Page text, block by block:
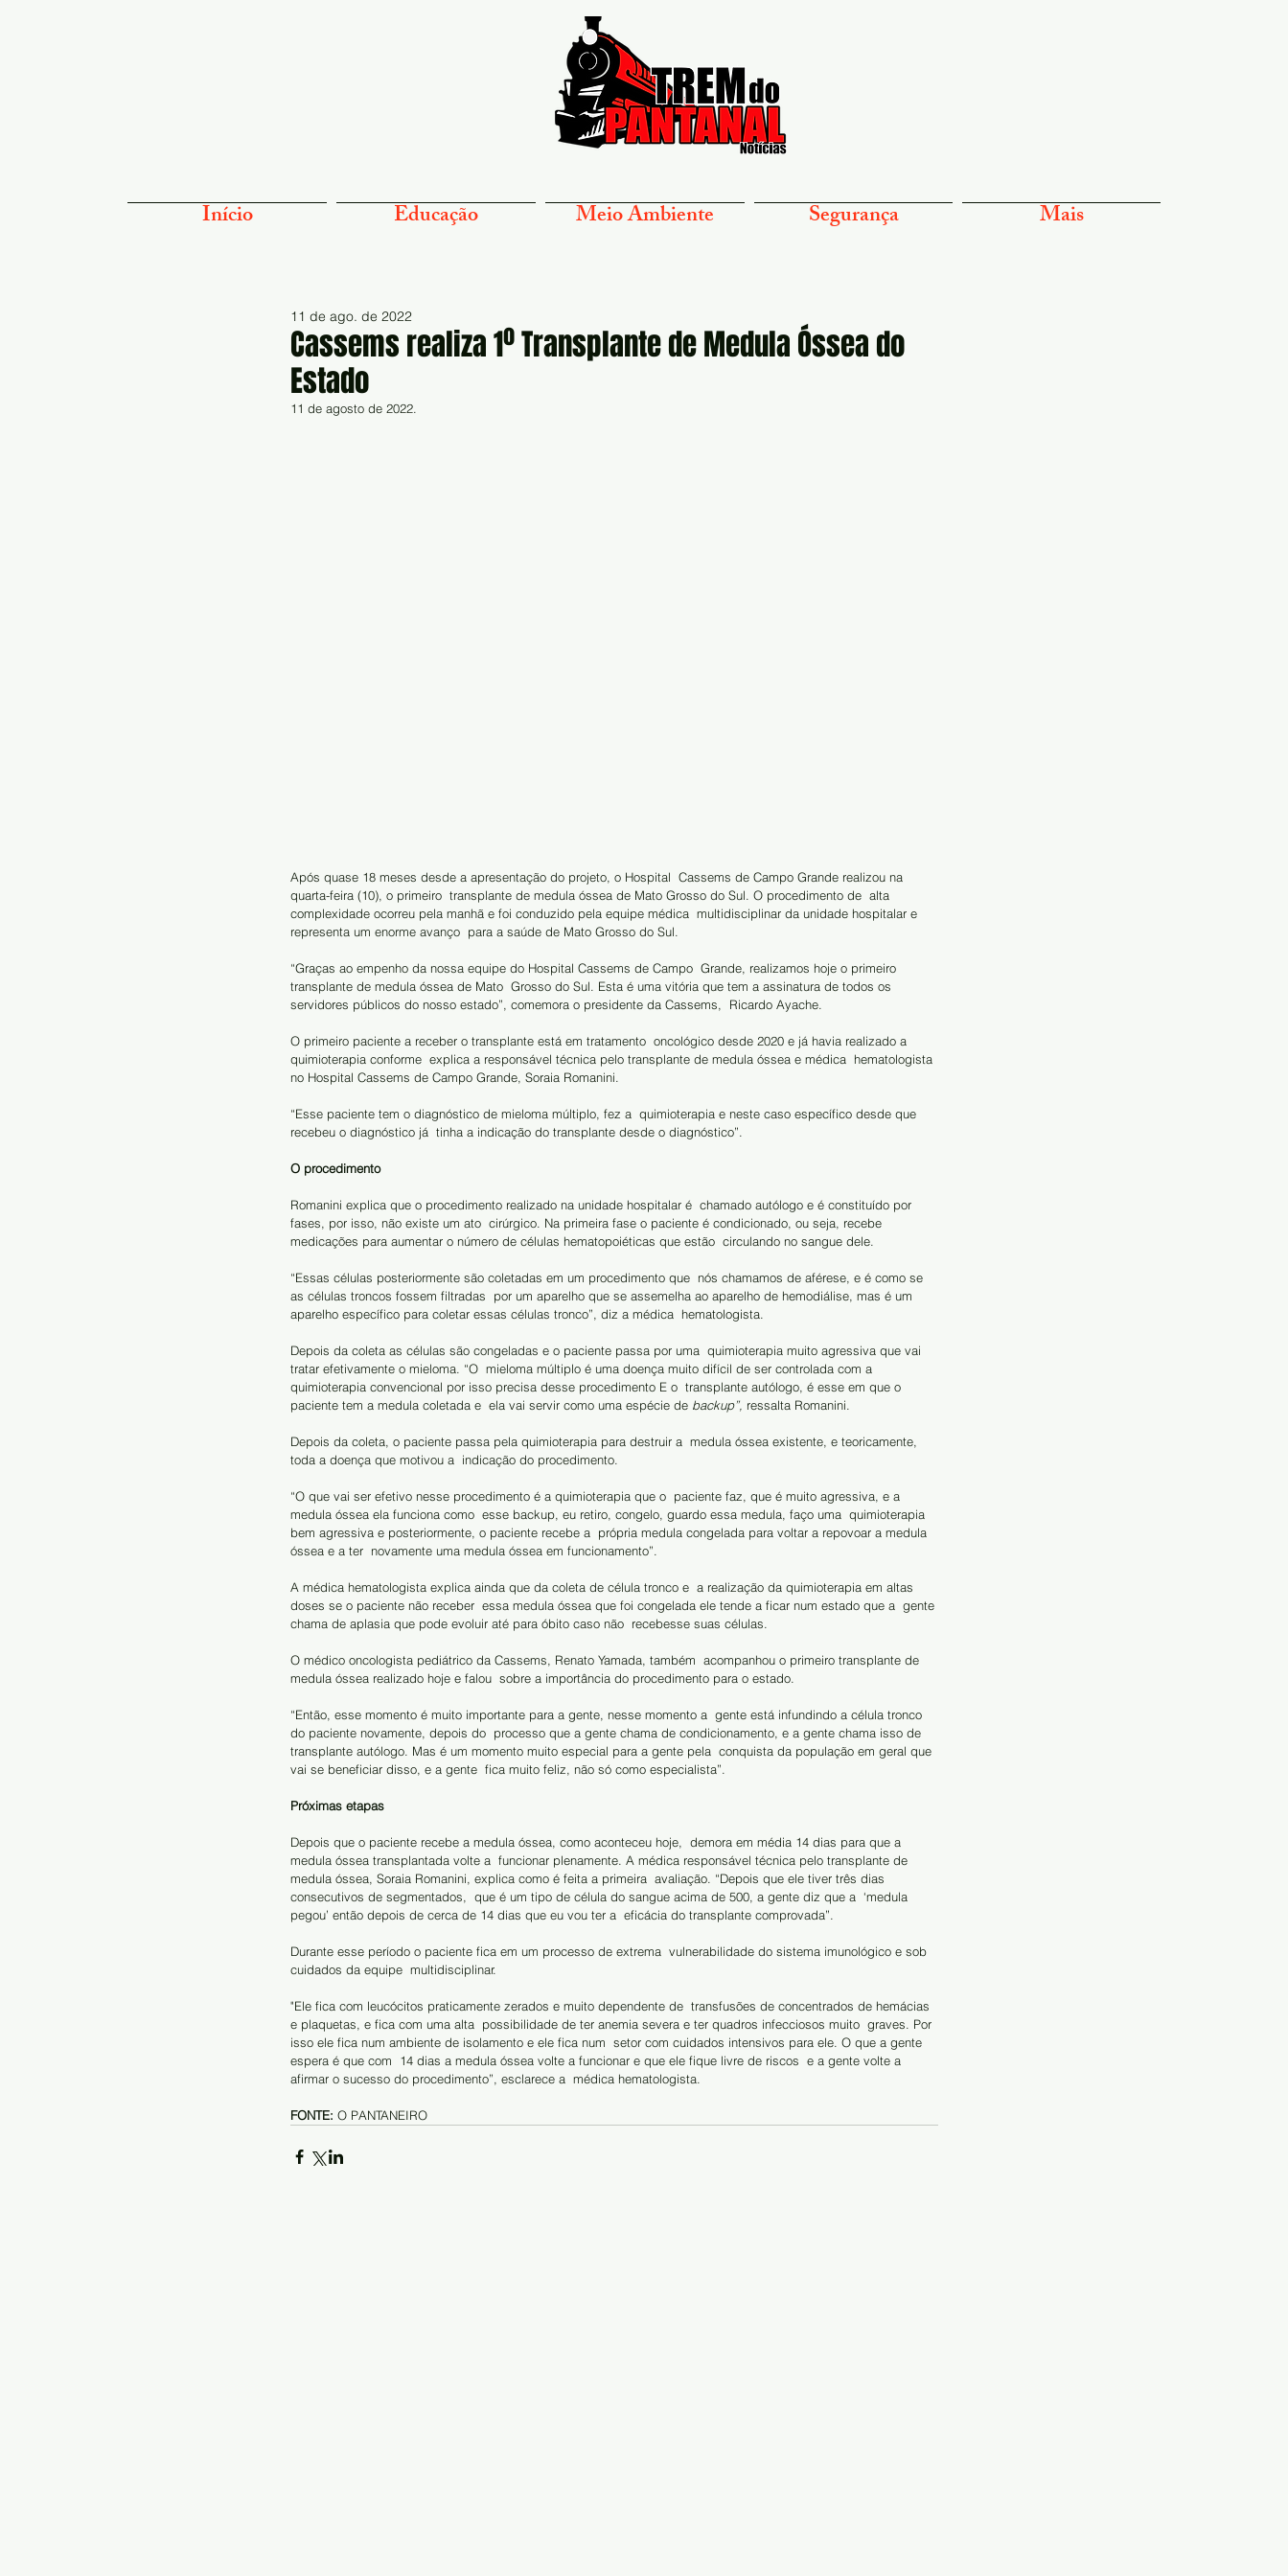
Início Educação Meio Ambiente Segurança Mais
Cassems realiza 1º Transplante de Medula Óssea do
Estado
11 de ago. de 2022
11 de agosto de 2022.
Após quase 18 meses desde a apresentação do projeto, o Hospital  Cassems de Campo Grande realizou na
quarta-feira (10), o primeiro  transplante de medula óssea de Mato Grosso do Sul. O procedimento de  alta
complexidade ocorreu pela manhã e foi conduzido pela equipe médica  multidisciplinar da unidade hospitalar e
representa um enorme avanço  para a saúde de Mato Grosso do Sul.
“Graças ao empenho da nossa equipe do Hospital Cassems de Campo  Grande, realizamos hoje o primeiro
transplante de medula óssea de Mato  Grosso do Sul. Esta é uma vitória que tem a assinatura de todos os
servidores públicos do nosso estado”, comemora o presidente da Cassems,  Ricardo Ayache.
O primeiro paciente a receber o transplante está em tratamento  oncológico desde 2020 e já havia realizado a
quimioterapia conforme  explica a responsável técnica pelo transplante de medula óssea e médica  hematologista
no Hospital Cassems de Campo Grande, Soraia Romanini.
“Esse paciente tem o diagnóstico de mieloma múltiplo, fez a  quimioterapia e neste caso específico desde que
recebeu o diagnóstico já  tinha a indicação do transplante desde o diagnóstico”.
O procedimento
Romanini explica que o procedimento realizado na unidade hospitalar é  chamado autólogo e é constituído por
fases, por isso, não existe um ato  cirúrgico. Na primeira fase o paciente é condicionado, ou seja, recebe
medicações para aumentar o número de células hematopoiéticas que estão  circulando no sangue dele.
“Essas células posteriormente são coletadas em um procedimento que  nós chamamos de aférese, e é como se
as células troncos fossem filtradas  por um aparelho que se assemelha ao aparelho de hemodiálise, mas é um
aparelho específico para coletar essas células tronco”, diz a médica  hematologista.
Depois da coleta as células são congeladas e o paciente passa por uma  quimioterapia muito agressiva que vai
tratar efetivamente o mieloma. “O  mieloma múltiplo é uma doença muito difícil de ser controlada com a
quimioterapia convencional por isso precisa desse procedimento E o  transplante autólogo, é esse em que o
paciente tem a medula coletada e  ela vai servir como uma espécie de backup”, ressalta Romanini.
Depois da coleta, o paciente passa pela quimioterapia para destruir a  medula óssea existente, e teoricamente,
toda a doença que motivou a  indicação do procedimento.
“O que vai ser efetivo nesse procedimento é a quimioterapia que o  paciente faz, que é muito agressiva, e a
medula óssea ela funciona como  esse backup, eu retiro, congelo, guardo essa medula, faço uma  quimioterapia
bem agressiva e posteriormente, o paciente recebe a  própria medula congelada para voltar a repovoar a medula
óssea e a ter  novamente uma medula óssea em funcionamento”.
A médica hematologista explica ainda que da coleta de célula tronco e  a realização da quimioterapia em altas
doses se o paciente não receber  essa medula óssea que foi congelada ele tende a ficar num estado que a  gente
chama de aplasia que pode evoluir até para óbito caso não  recebesse suas células.
O médico oncologista pediátrico da Cassems, Renato Yamada, também  acompanhou o primeiro transplante de
medula óssea realizado hoje e falou  sobre a importância do procedimento para o estado.
“Então, esse momento é muito importante para a gente, nesse momento a  gente está infundindo a célula tronco
do paciente novamente, depois do  processo que a gente chama de condicionamento, e a gente chama isso de
transplante autólogo. Mas é um momento muito especial para a gente pela  conquista da população em geral que
vai se beneficiar disso, e a gente  fica muito feliz, não só como especialista”.
Próximas etapas
Depois que o paciente recebe a medula óssea, como aconteceu hoje,  demora em média 14 dias para que a
medula óssea transplantada volte a  funcionar plenamente. A médica responsável técnica pelo transplante de
medula óssea, Soraia Romanini, explica como é feita a primeira  avaliação. “Depois que ele tiver três dias
consecutivos de segmentados,  que é um tipo de célula do sangue acima de 500, a gente diz que a  ‘medula
pegou’ então depois de cerca de 14 dias que eu vou ter a  eficácia do transplante comprovada”.
Durante esse período o paciente fica em um processo de extrema  vulnerabilidade do sistema imunológico e sob
cuidados da equipe  multidisciplinar.
"Ele fica com leucócitos praticamente zerados e muito dependente de  transfusões de concentrados de hemácias
e plaquetas, e fica com uma alta  possibilidade de ter anemia severa e ter quadros infecciosos muito  graves. Por
isso ele fica num ambiente de isolamento e ele fica num  setor com cuidados intensivos para ele. O que a gente
espera é que com  14 dias a medula óssea volte a funcionar e que ele fique livre de riscos  e a gente volte a
afirmar o sucesso do procedimento”, esclarece a  médica hematologista.
FONTE: O PANTANEIRO